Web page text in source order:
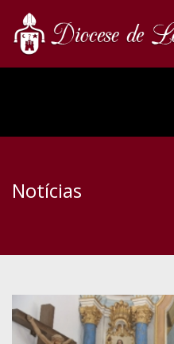
Notícias